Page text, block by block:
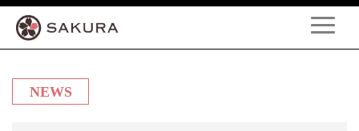
NEWS